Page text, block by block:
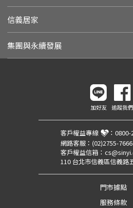
信義居家
集團與永續發展
加好友 追蹤我們
客戶權益專線 ： 0800-
網路客服： (02)2755-7666
客戶權益信箱：
110 台北市信義區信義路
門市據點
服務條款